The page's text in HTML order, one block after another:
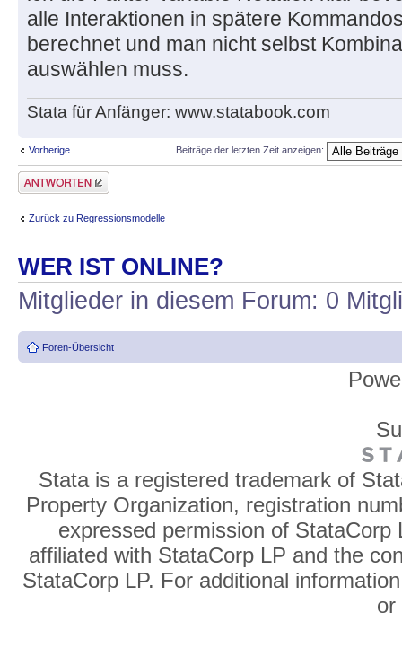
alle Interaktionen in spätere
berechnet und man nicht selbst
auswählen muss.
Stata für Anfänger: www.statabook.com
Vorherige Beiträge der letzten Zeit anzeigen:
Antwort erstellen
Zurück zu Regressionsmodelle
WER IST ONLINE?
Mitglieder in diesem Forum: 0
Foren-Übersicht
Stata is a registered trademark of
Property Organization, registration
expressed permission of
affiliated with StataCorp LP and the
StataCorp LP. For additional
or